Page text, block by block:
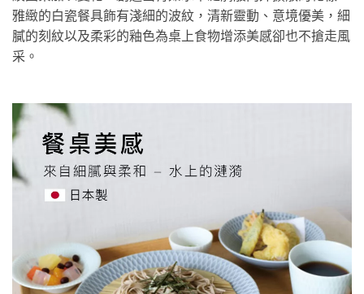
雅緻的白瓷餐具飾有淺細的波紋，清新靈動、意境優美，細
膩的刻紋以及柔彩的釉色為桌上食物增添美感卻也不搶走風
采。